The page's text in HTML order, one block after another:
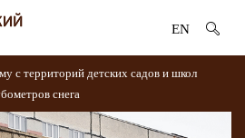
EN
с территорий детских садов и школ
снега